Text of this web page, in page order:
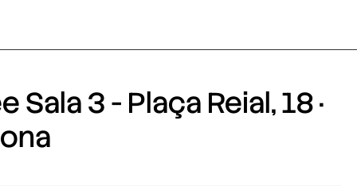
Sala 3 - Plaça Reial, 18 ·